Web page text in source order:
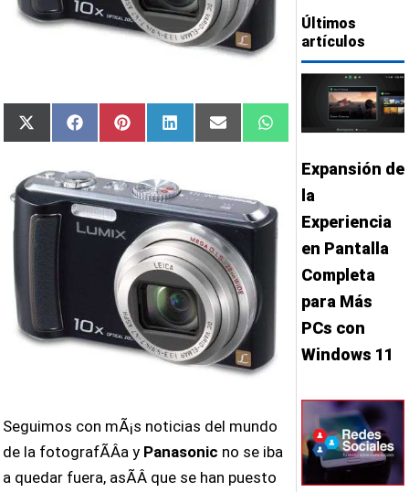
Compartir
en
X
(Twitter)
Compartir
en
FacebookCompartir
en
PinterestCompartir
en
LinkedInCompartir
en
Email Compartir
en
WhatsApp
Seguimos con mÃ¡s noticias del mundo
de la fotografÃ­Â­a y Panasonic no se iba
a quedar fuera, asÃ­Â­ que se han puesto
Últimos
artículos
Expansión de
la
Experiencia
en Pantalla
Completa
para Más
PCs con
Windows 11